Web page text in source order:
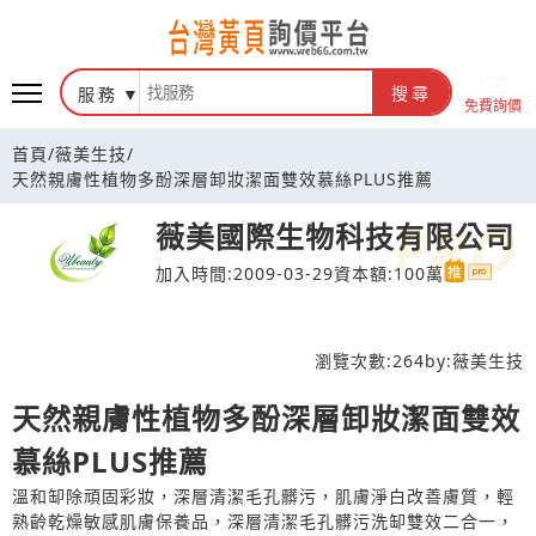
台灣黃頁詢價平台
服務 搜尋
免費詢價
首頁/薇美生技/
天然親膚性植物多酚深層卸妝潔面雙效慕絲PLUS推薦
薇美國際生物科技有限公司
加入時間:2009-03-29資本額:100萬
瀏覽次數:264by:薇美生技
天然親膚性植物多酚深層卸妝潔面雙效
慕絲PLUS推薦
溫和缷除頑固彩妝，深層清潔毛孔髒污，肌膚淨白改善膚質，輕
熟齡乾燥敏感肌膚保養品，深層清潔毛孔髒污洗缷雙效二合一，